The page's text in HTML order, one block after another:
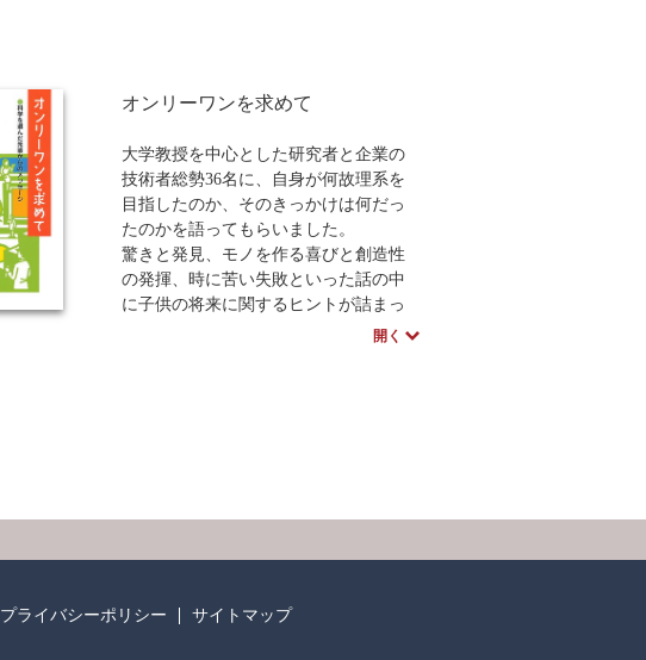
オンリーワンを求めて
大学教授を中心とした研究者と企業の
技術者総勢36名に、自身が何故理系を
目指したのか、そのきっかけは何だっ
たのかを語ってもらいました。
驚きと発見、モノを作る喜びと創造性
の発揮、時に苦い失敗といった話の中
に子供の将来に関するヒントが詰まっ
ています。また、一般論ではない実際
える、若い世代に向けた先輩からのメ
ッセージです。序文には、ＴＶ番組の
開く
プライバシーポリシー サイトマップ